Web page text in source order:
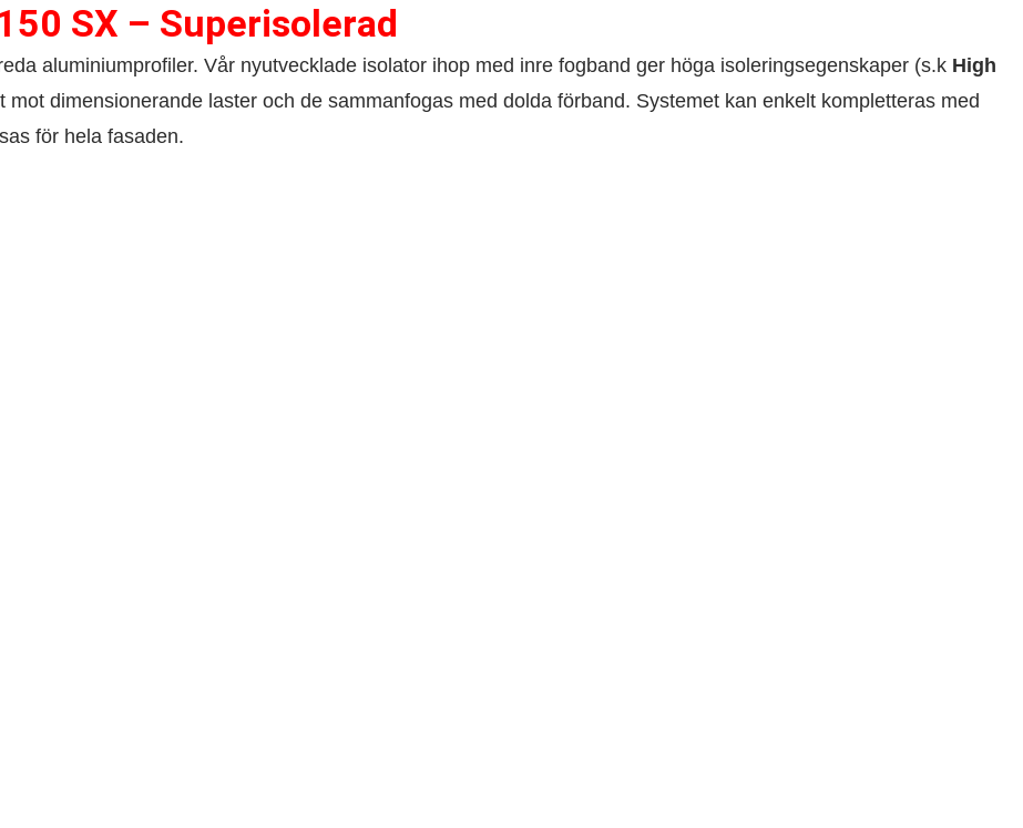
SX – Superisolerad
aluminiumprofiler. Vår nyutvecklade isolator ihop med inre fogband ger höga isoleringsegenskaper (s.k High
dimensionerande laster och de sammanfogas med dolda förband. Systemet kan enkelt kompletteras med
för hela fasaden.